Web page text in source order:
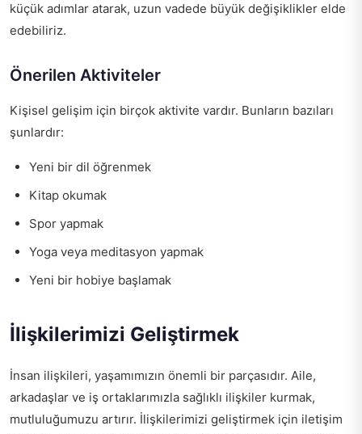
küçük adımlar atarak, uzun vadede büyük değişiklikler elde
edebiliriz.
Önerilen Aktiviteler
Kişisel gelişim için birçok aktivite vardır. Bunların bazıları
şunlardır:
Yeni bir dil öğrenmek
Kitap okumak
Spor yapmak
Yoga veya meditasyon yapmak
Yeni bir hobiye başlamak
İlişkilerimizi Geliştirmek
İnsan ilişkileri, yaşamımızın önemli bir parçasıdır. Aile,
arkadaşlar ve iş ortaklarımızla sağlıklı ilişkiler kurmak,
mutluluğumuzu artırır. İlişkilerimizi geliştirmek için iletişim